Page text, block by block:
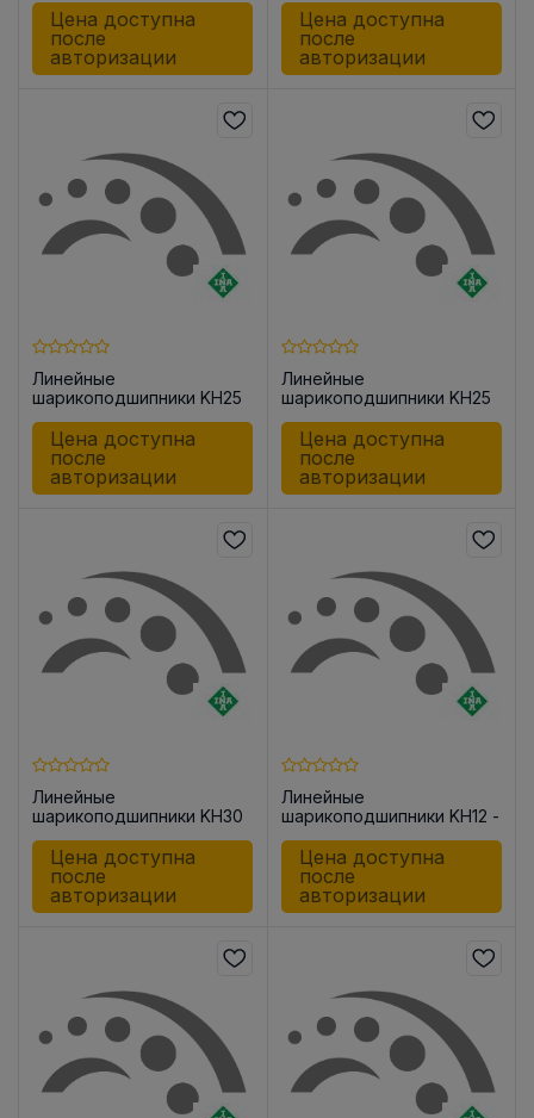
Цена доступна
после
авторизации
Цена доступна
после
авторизации
Линейные
шарикоподшипники KH25
Цена доступна
после
авторизации
Линейные
шарикоподшипники KH25
Цена доступна
после
авторизации
Линейные
шарикоподшипники KH30
Цена доступна
после
авторизации
Линейные
шарикоподшипники KH12 -
Цена доступна
после
авторизации